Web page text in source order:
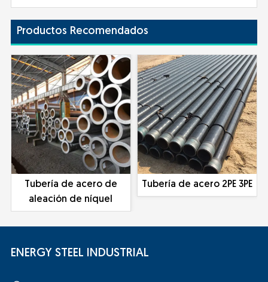
Productos Recomendados
Tubería de acero de
aleación de níquel
Tubería de acero 2PE 3PE
ENERGY STEEL INDUSTRIAL